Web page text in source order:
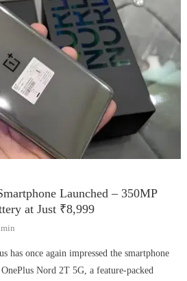
Launched – 350MP
at Just ₹8,999
has once again impressed the smartphone
Nord 2T 5G, a feature-packed